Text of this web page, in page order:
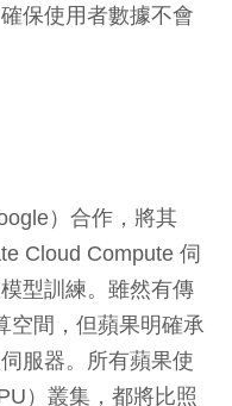
保使用者數據不會
）合作，將其
Cloud Compute 伺
型訓練。雖然有傳
空間，但蘋果明確承
服器。所有蘋果使
）叢集，都將比照